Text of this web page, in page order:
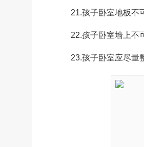
21.孩子卧室地板不
22.孩子卧室墙上不
23.孩子卧室应尽量